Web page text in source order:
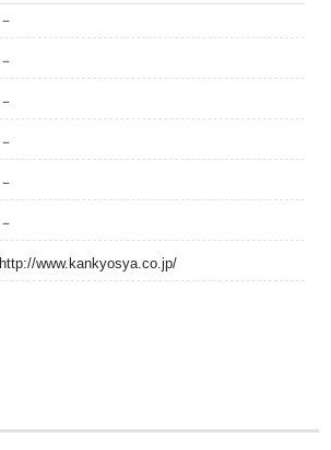
－
－
－
－
－
－
http://www.kankyosya.co.jp/